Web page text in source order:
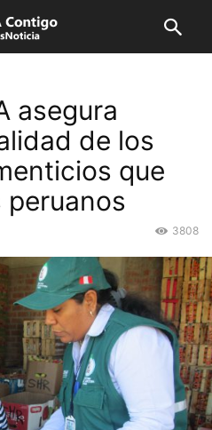
asegura
de los
que
peruanos
3808